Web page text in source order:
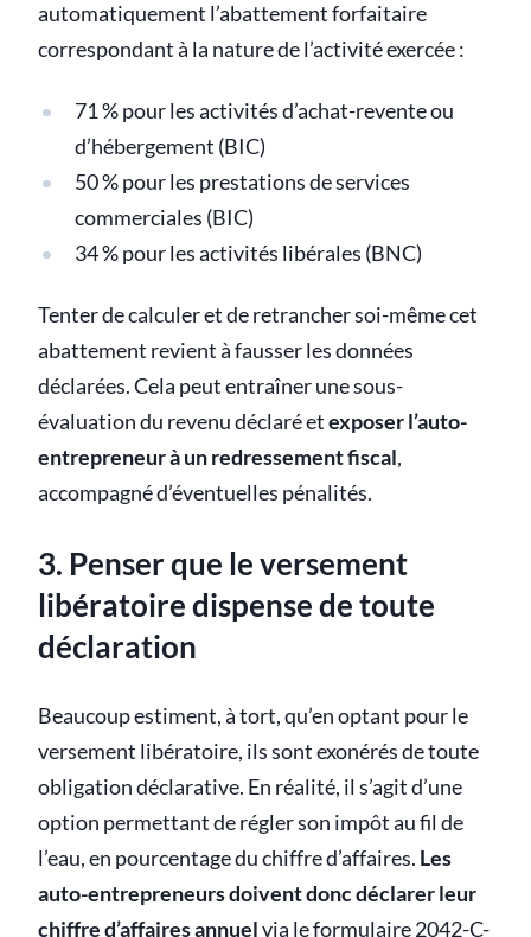
automatiquement l’abattement forfaitaire
correspondant à la nature de l’activité exercée :
71 % pour les activités d’achat-revente ou
d’hébergement (BIC)
50 % pour les prestations de services
commerciales (BIC)
34 % pour les activités libérales (BNC)
Tenter de calculer et de retrancher soi-même cet
abattement revient à fausser les données
déclarées. Cela peut entraîner une sous-
évaluation du revenu déclaré etexposer l’auto-
entrepreneur à un redressement fiscal,
accompagné d’éventuelles pénalités.
3. Penser que le versement
libératoire dispense de toute
déclaration
Beaucoup estiment, à tort, qu’en optant pour le
versement libératoire, ils sont exonérés de toute
obligation déclarative. En réalité, il s’agit d’une
option permettant de régler son impôt au fil de
l’eau, en pourcentage du chiffre d’affaires. Les
auto-entrepreneurs doivent donc déclarer leur
chiffre d’affaires annuelvia le formulaire 2042-C-